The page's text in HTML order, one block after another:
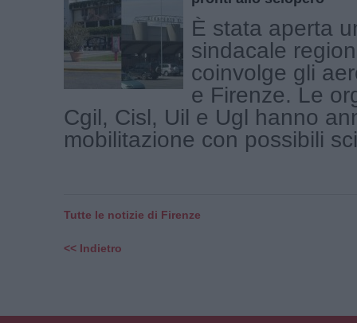
È stata aperta
sindacale
coinvolge gli
e Firenze. Le
Cgil, Cisl, Uil e Ugl hanno
mobilitazione con possibili
Tutte le notizie di Firenze
<< Indietro